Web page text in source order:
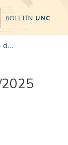
Edición 048/2025 del 4 de septiembre de 2025
2025